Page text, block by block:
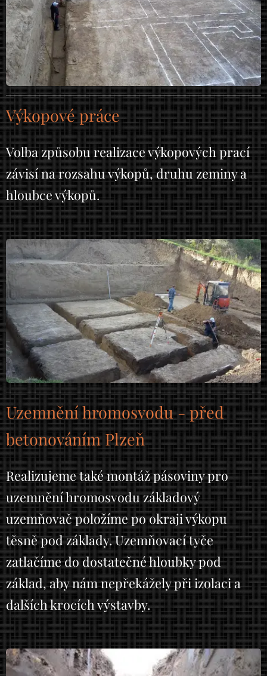
Výkopové práce
Volba způsobu realizace výkopových prací
závisí na rozsahu výkopů, druhu zeminy a
hloubce výkopů.
Uzemnění hromosvodu - před
betonováním Plzeň
Realizujeme také montáž pásoviny pro
uzemnění hromosvodu základový
uzemňovač položíme po okraji výkopu
těsně pod základy. Uzemňovací tyče
zatlačíme do dostatečné hloubky pod
základ, aby nám nepřekážely při izolaci a
dalších krocích výstavby.